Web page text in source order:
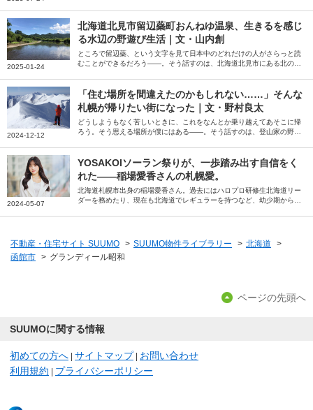
してくれました。
2025-01-24
北海道北見市留辺蘂町おんねゆ温泉、生きるを感じ
る水辺の野遊び生活｜文・山内創
ところで留辺蘂、という文字を見て日本中のどれだけの人がさらっと読
むことができるだろう――。そう話すのは、北海道北見市にある北の大
蘂（るべしべ）町を起点とした野遊び生活について綴っていただきまし
た。
2024-12-12
「住む場所を間違えたのかもしれない……」そんな
札幌が帰りたい街になった｜文・野村良太
どうしようもなく苦しいときに、これをなんとか乗り越えてあそこに帰
ろう。そう思える場所が僕にはある――。そう話すのは、登山家の野村
い」と思うようになった街への思いを綴っていただきました。
2024-05-07
YOSAKOIソーラン祭りが、一歩踏み出す自信をく
れた――稲場愛香さんの札幌愛。
北海道札幌市出身の稲場愛香さん。過去にはハロプロ研修生北海道リー
ダーを務めたり、現在も北海道でレギュラーを持つなど、幼少期から現
不動産・住宅サイト SUUMO > SUUMO物件ライブラリー > 北海道
>
函館市 > グランディール昭和
ページの先頭へ
SUUMOに関する情報
初めての方へ サイトマップ
お問い合わせ
利用規約
プライバシーポリシー